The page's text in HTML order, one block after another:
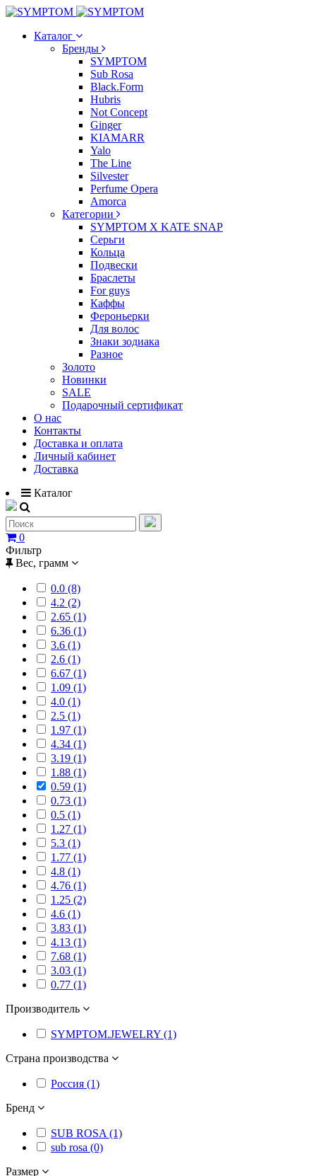
Каталог
Бренды
SYMPTOM
Sub Rosa
Black.Form
Hubris
Not Concept
Ginger
KIAMARR
Yalo
The Line
Silvester
Perfume Opera
Amorca
Категории
SYMPTOM X KATE SNAP
Серьги
Кольца
Подвески
Браслеты
For guys
Каффы
Фероньерки
Для волос
Знаки зодиака
Разное
Золото
Новинки
SALE
Подарочный сертификат
О нас
Контакты
Доставка и оплата
Личный кабинет
Доставка
Каталог
0
Фильтр
Вес, грамм
0.0 (8)
4.2 (2)
2.65 (1)
6.36 (1)
3.6 (1)
2.6 (1)
6.67 (1)
1.09 (1)
4.0 (1)
2.5 (1)
1.97 (1)
4.34 (1)
3.19 (1)
1.88 (1)
0.59 (1)
0.73 (1)
0.5 (1)
1.27 (1)
5.3 (1)
1.77 (1)
4.8 (1)
4.76 (1)
1.25 (2)
4.6 (1)
3.83 (1)
4.13 (1)
7.68 (1)
3.03 (1)
0.77 (1)
Производитель
SYMPTOM.JEWELRY (1)
Страна производства
Россия (1)
Бренд
SUB ROSA (1)
sub rosa (0)
Размер